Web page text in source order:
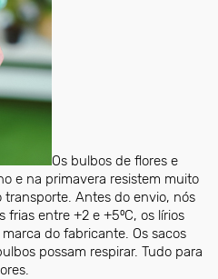
Os bulbos de flores e
e na primavera resistem muito
transporte. Antes do envio, nós
frias entre +2 e +5⁰С, os lírios
do fabricante. Os sacos
possam respirar. Tudo para